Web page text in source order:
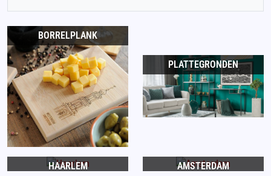
BORRELPLANK
PLATTEGRONDEN
HAARLEM AMSTERDAM